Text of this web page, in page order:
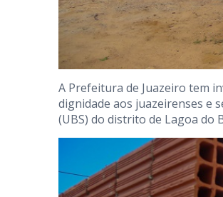
A Prefeitura de Juazeiro tem
dignidade aos juazeirenses e
(UBS) do distrito de Lagoa do